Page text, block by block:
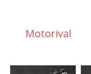
Motorival